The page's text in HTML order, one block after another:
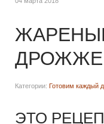
Категории: Готовим каждый
ЭТО